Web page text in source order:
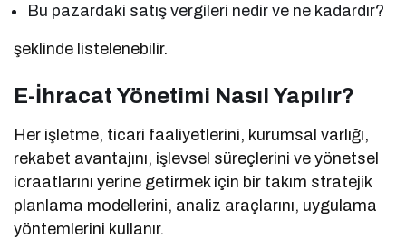
Bu pazardaki satış vergileri nedir ve ne kadardır?
şeklinde listelenebilir.
E-İhracat Yönetimi Nasıl Yapılır?
Her işletme, ticari faaliyetlerini, kurumsal varlığı,
rekabet avantajını, işlevsel süreçlerini ve yönetsel
icraatlarını yerine getirmek için bir takım stratejik
planlama modellerini, analiz araçlarını, uygulama
yöntemlerini kullanır.